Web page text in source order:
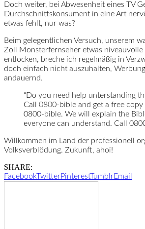
Doch weiter, bei Abwesenheit eines TV
Durchschnittskonsument in eine Art
etwas fehlt, nur was?
Beim gelegentlichen Versuch, unserem
Zoll Monsterfernseher etwas
entlocken, breche ich regelmäßig in
doch einfach nicht auszuhalten,
andauernd.
“Do you need help unterstanding
Call 0800-bible and get a free copy
0800-bible. We will explain the
everyone can understand. Call
Willkommen im Land der professionell
Volksverblödung. Zukunft, ahoi!
SHARE:
FacebookTwitterPinterestTumblrEmail